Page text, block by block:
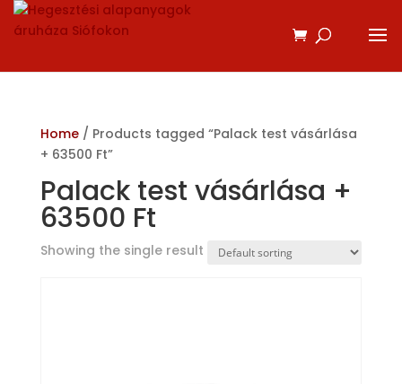
Home/ Products tagged “Palack test vásárlása
+ 63500 Ft”
Palack test vásárlása +
63500 Ft
Showing the single result